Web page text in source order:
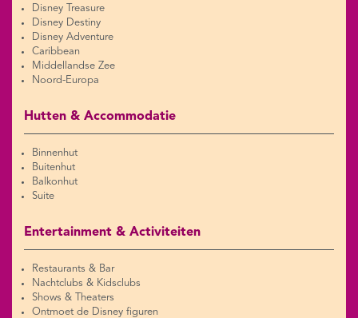
Disney Treasure
Disney Destiny
Disney Adventure
Caribbean
Middellandse Zee
Noord-Europa
Hutten & Accommodatie
Binnenhut
Buitenhut
Balkonhut
Suite
Entertainment & Activiteiten
Restaurants & Bar
Nachtclubs & Kidsclubs
Shows & Theaters
Ontmoet de Disney figuren